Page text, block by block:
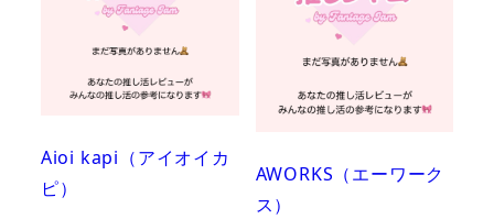
Aioi kapi（アイオイカ
ピ）
AWORKS（エーワーク
ス）